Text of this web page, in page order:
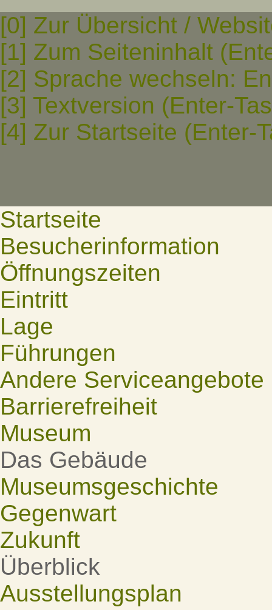
[0] Zur Übersicht /
[1] Zum Seiteninhalt
[2] Sprache wechseln:
[3] Textversion (Enter-
[4] Zur Startseite (Enter-
Startseite
Besucherinformation
Öffnungszeiten
Eintritt
Lage
Führungen
Andere Serviceangebote
Barrierefreiheit
Museum
Das Gebäude
Museumsgeschichte
Gegenwart
Zukunft
Überblick
Ausstellungsplan